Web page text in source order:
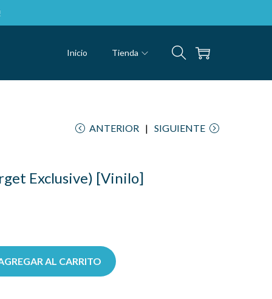
Inicio Tienda
ANTERIOR SIGUIENTE
Exclusive) [Vinilo]
AL CARRITO